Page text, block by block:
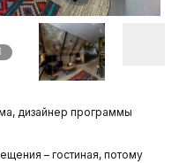
дизайнер программы
– гостиная, потому